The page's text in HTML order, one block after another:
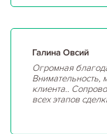
Галина Овсий
Огромная
Внимательность,
клиента..
всех этапов